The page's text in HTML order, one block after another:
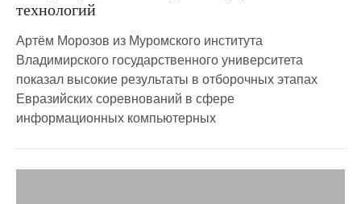
технологий
Артём Морозов из Муромского института
Владимирского государственного университета
показал высокие результаты в отборочных этапах
Евразийских соревнований в сфере
информационных компьютерных